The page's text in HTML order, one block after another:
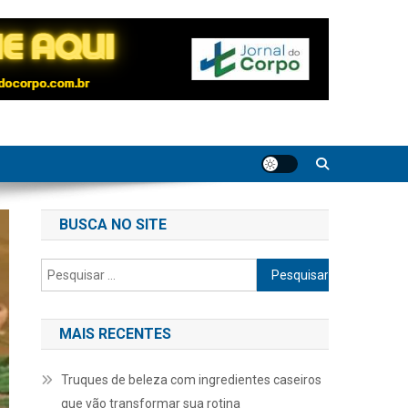
BUSCA NO SITE
Pesquisar
por:
MAIS RECENTES
Truques de beleza com ingredientes caseiros
que vão transformar sua rotina